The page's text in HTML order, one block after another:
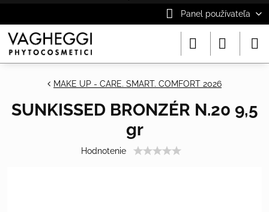
Panel používateľa
MAKE UP - CARE. SMART. COMFORT 2026
SUNKISSED BRONZÉR N.20 9,5
gr
Hodnotenie